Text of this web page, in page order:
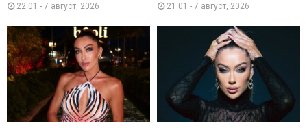
22:01 - 7 август, 2026 21:01 - 7 август, 2026